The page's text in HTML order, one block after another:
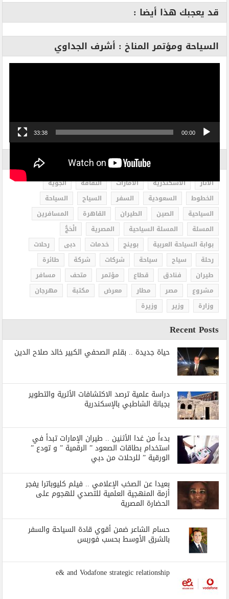
قد يعجبك هذا أيضا :
السياحة ومؤتمر المناخ : أشرف الجداوي
00:00
33:38
الاثار الاسكندرية الامارات الثقافة
الجوية
الخطوط
السعودية السفر السياح
السياحة
السياحية
الصين الطيران القاهرة
المسافرين
المسلة
المسلة السياحية المصرية
الْحَجُّ
بوابة السياحة العربية
بوينج خدمات دبى
رحلات
رحلة
سياح سياحة شركات شركة
طائرة
طيران
فنادق قطاع مؤتمر متحف
مسافر
مشروع
مصر مطار معرض مكتبة
مهرجان
وزارة
وزير وزيرة
Recent Posts
حياة جديدة .. بقلم الصحفي الكبير خالد صلاح الدين
دراسة علمية ترصد الاكتشافات الأثرية والتطوير
بجبانة الشاطبي بالإسكندرية
بدءاً من غدا الأثنين .. طيران الإمارات تبدأ في
استخدام بطاقات الصعود ” الرقمية ” و تودع ”
الورقية ” للرحلات من دبي
بعيدا عن الصخب الإعلامي .. فيلم كليوباترا يفجر
أزمة المنهجية العلمية للتصدي للهجوم على
الحضارة المصرية
حسام الشاعر ضمن أقوي قادة السياحة والسفر
بالشرق الأوسط بحسب فوربس
e& and Vodafone strategic relationship